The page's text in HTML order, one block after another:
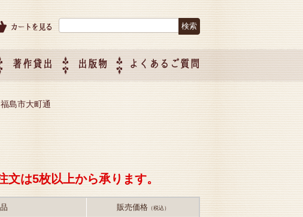
著作貸出 出版物 よくあるご質問
島市大町通
文は5枚以上から承ります。
販売価格（税込）